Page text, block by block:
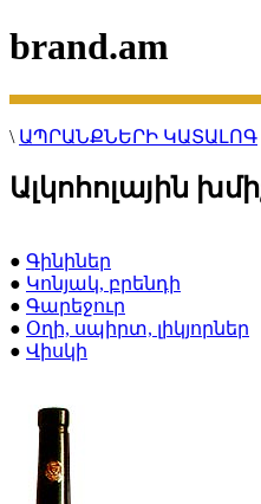
brand.am
\ ԱՊՐԱՆՔՆԵՐԻ ԿԱՏԱԼՈԳ
Ալկոհոլային
● Գինիներ
● Կոնյակ, բրենդի
● Գարեջուր
● Օղի, սպիրտ, լիկյորներ
● Վիսկի